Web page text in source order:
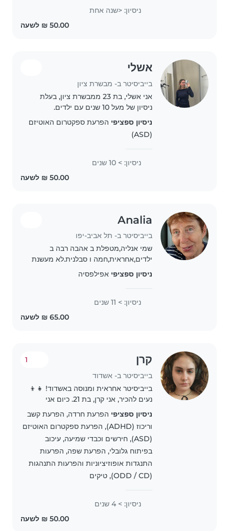
ניסיון: <שנה אחת
אשלי
בייביסיטר ב- מבשרת ציון
אני אשלי, בת 23 ממבשרת ציון, בעלת
ניסיון של מעל 10 שנים עם ילדים.
ניסיון ספציפי הפרעת ספקטרום האוטיזם
(ASD)
ניסיון: > 10 שנים
Analia
בייביסיטר ב- תל אביב-יפו
שמי אנליה,מטפלת ב אהבה רבה ב
ילדים,אחראית,חמה ו סבלנית.לא מעשנת
מי רמת אביב ו מחפשת עבודה ב
אזורי חן.המלצות..
ניסיון ספציפי אפילפסיה
ניסיון: > 11 שנים
קרן
בייביסיטר ב- אשדוד
1
בייביסיטר אחראית ומנוסה באשדוד! 👧👦
נעים להכיר, אני קרן, בת 21. כיום אני
עם ניסיון רב בטיפול בילדים. למה לבחור
בי? מנוסה מאוד בעבודה עם ילדים,
כולל..
ניסיון ספציפי הפרעת חרדה, הפרעת קשב
וריכוז (ADHD), הפרעת ספקטרום האוטיזם
(ASD), חירשים וכבדי שמיעה, עיכוב
בפיתוח גלובלי, הפרעת שפה, הפרעות
התנגדות אופוזיציוניות והפרעות התנהגות
(ODD / CD), טיקים
ניסיון: > 4 שנים